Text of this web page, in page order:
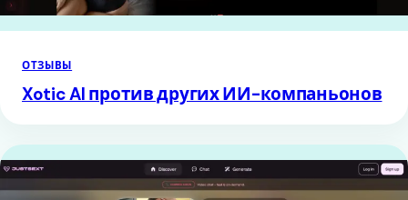
ОТЗЫВЫ
Xotic AI против других ИИ-компаньонов